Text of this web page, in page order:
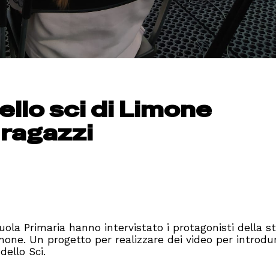
sci di Limone
Primaria hanno intervistato i protagonisti della
Un progetto per realizzare dei video per
Sci.